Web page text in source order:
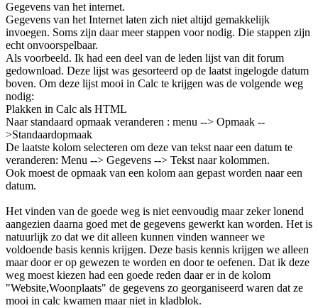
Gegevens van het internet.
Gegevens van het Internet laten zich niet altijd gemakkelijk
invoegen. Soms zijn daar meer stappen voor nodig. Die stappen zijn
echt onvoorspelbaar.
Als voorbeeld. Ik had een deel van de leden lijst van dit forum
gedownload. Deze lijst was gesorteerd op de laatst ingelogde datum
boven. Om deze lijst mooi in Calc te krijgen was de volgende weg
nodig:
Plakken in Calc als HTML
Naar standaard opmaak veranderen : menu --> Opmaak --
>Standaardopmaak
De laatste kolom selecteren om deze van tekst naar een datum te
veranderen: Menu --> Gegevens --> Tekst naar kolommen.
Ook moest de opmaak van een kolom aan gepast worden naar een
datum.
Het vinden van de goede weg is niet eenvoudig maar zeker lonend
aangezien daarna goed met de gegevens gewerkt kan worden. Het is
natuurlijk zo dat we dit alleen kunnen vinden wanneer we
voldoende basis kennis krijgen. Deze basis kennis krijgen we alleen
maar door er op gewezen te worden en door te oefenen. Dat ik deze
weg moest kiezen had een goede reden daar er in de kolom
"Website,Woonplaats" de gegevens zo georganiseerd waren dat ze
mooi in calc kwamen maar niet in kladblok.